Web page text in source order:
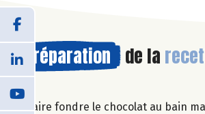
Préparation de la
Faire fondre le chocolat au bain